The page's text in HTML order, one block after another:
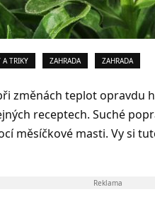
A TRIKY ZAHRADA ZAHRADA
změnách teplot opravdu
receptech. Suché
měsíčkové masti. Vy si
Reklama